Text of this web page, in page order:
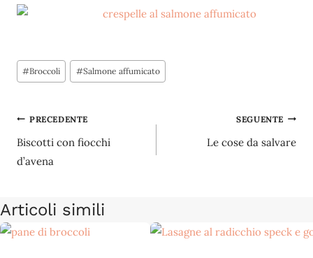
Tag
articolo:
#Broccoli #Salmone affumicato
Navigazione
articoli
PRECEDENTE
Biscotti con fiocchi
d’avena
SEGUENTE
Le cose da salvare
Articoli simili